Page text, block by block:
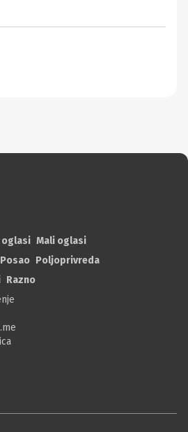
oglasi Mali oglasi
Posao Poljoprivreda
Razno